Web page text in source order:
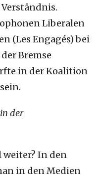
Liberalen
(Les Engagés) bei
Bremse
in der Koalition
der
weiter? In den
in den Medien